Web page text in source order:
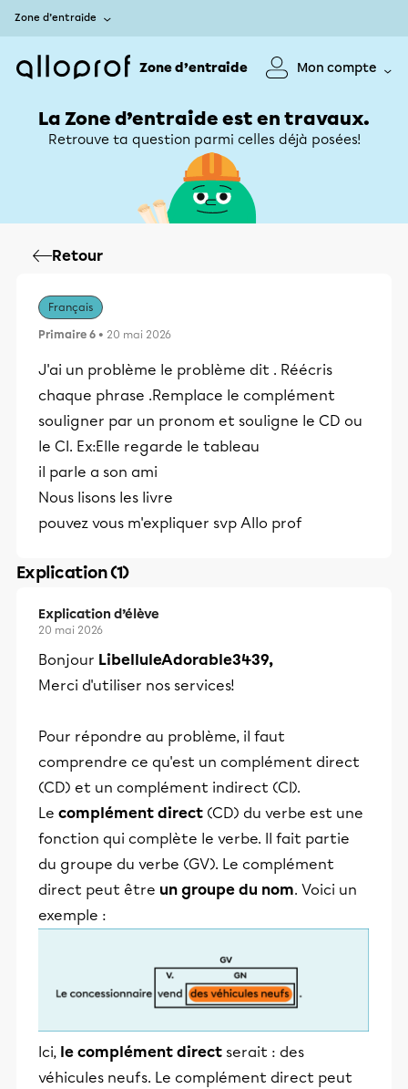
Zone d’entraide
Zone d’entraide Mon compte
La Zone d’entraide est en travaux.
Retrouve ta question parmi celles déjà posées!
Retour
Français
Primaire 6 • 20 mai 2026
J'ai un problème le problème dit . Réécris
chaque phrase .Remplace le complément
souligner par un pronom et souligne le CD ou
le CI. Ex:Elle regarde le tableau
il parle a son ami
Nous lisons les livre
pouvez vous m'expliquer svp Allo prof
Explication (1)
Explication d’élève
20 mai 2026
Bonjour LibelluleAdorable3439,
Merci d'utiliser nos services!
Pour répondre au problème, il faut
comprendre ce qu'est un complément direct
(CD) et un complément indirect (CI).
Le complément direct (CD) du verbe est une
fonction qui complète le verbe. Il fait partie
du groupe du verbe (GV). Le complément
direct peut être un groupe du nom. Voici un
exemple :
Ici, le complément direct serait : des
véhicules neufs. Le complément direct peut